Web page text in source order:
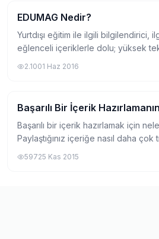
Kategorisiz
EDUMAG Nedir?
Yurtdışı eğitim ile ilgili bilgilendirici,
eğlenceli içeriklerle dolu; yüksek
2.1001 Haz 2016
Kategorisiz
Başarılı Bir İçerik
Başarılı bir içerik hazırlamak için
Paylaştığınız içeriğe nasıl daha çok
59725 Kas 2015